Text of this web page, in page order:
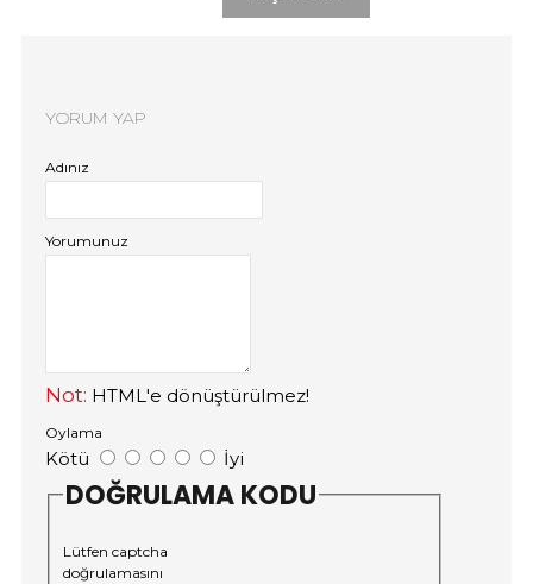
YORUM YAP
Adınız
Yorumunuz
Not: HTML'e dönüştürülmez!
Oylama
Kötü İyi
DOĞRULAMA KODU
Lütfen captcha
doğrulamasını